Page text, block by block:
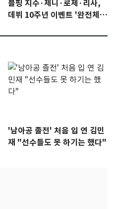
블핑 지수·제니·로제·리사,
데뷔 10주년 이벤트 '완전체'
'남아공 졸전' 처음 입 연 김민
재 "선수들도 못 하기는 했다"